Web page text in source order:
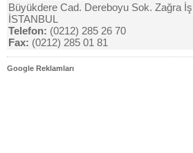
Büyükdere Cad. Dereboyu Sok. Zağra
İSTANBUL
Telefon: (0212) 285 26 70
Fax: (0212) 285 01 81
Google Reklamları